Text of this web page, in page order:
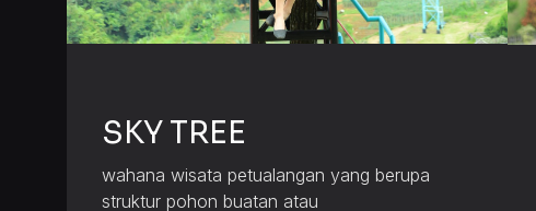
SKY TREE
wahana wisata petualangan yang berupa
struktur pohon buatan atau